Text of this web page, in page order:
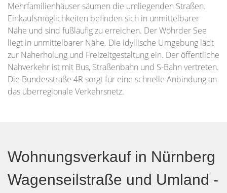
Mehrfamilienhäuser säumen die umliegenden Straßen.
Einkaufsmöglichkeiten befinden sich in unmittelbarer
Nähe und sind fußläufig zu erreichen. Der Wöhrder See
liegt in unmittelbarer Nähe. Die idyllische Umgebung lädt
zur Naherholung und Freizeitgestaltung ein. Der öffentliche
Nahverkehr ist mit Bus, Straßenbahn und S-Bahn vertreten.
Die Bundesstraße 4R sorgt für eine schnelle Anbindung an
das überregionale Verkehrsnetz.
Wohnungsverkauf in Nürnberg
Wagenseilstraße und Umland -